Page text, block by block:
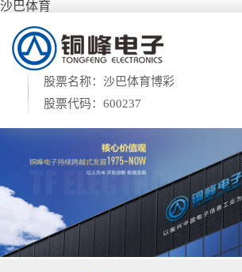
沙巴体育
股票名称：沙巴体育博彩
股票代码：600237